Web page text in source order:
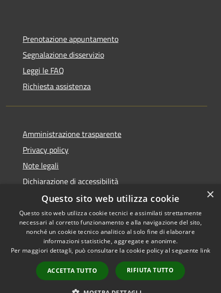
Prenotazione appuntamento
Segnalazione disservizio
Leggi le FAQ
Richiesta assistenza
Amministrazione trasparente
Privacy policy
Note legali
Dichiarazione di accessibilità
Accessibilità
Privacy
Mappa del sito
Copyright © 2026 • Comune di
Atri • Powered by
Municipium•Accesso
redazione
×
Questo sito web utilizza cookie
Questo sito web utilizza cookie tecnici e assimilati strettamente
necessari al corretto funzionamento e alla navigazione del sito,
nonché un cookie tecnico analitico al solo fine di elaborare
informazioni statistiche, aggregate e anonime.
Per maggiori dettagli, può consultare la cookie policy al seguente link
ACCETTA TUTTO RIFIUTA TUTTO